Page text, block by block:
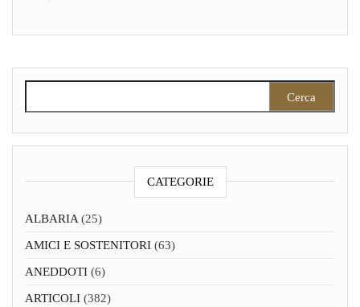
CATEGORIE
ALBARIA (25)
AMICI E SOSTENITORI (63)
ANEDDOTI (6)
ARTICOLI (382)